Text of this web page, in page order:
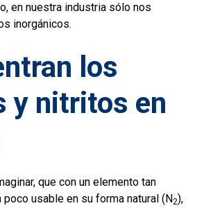
en nuestra industria sólo nos
inorgánicos.
los
y nitritos en
que con un elemento tan
poco usable en su forma natural (N2),